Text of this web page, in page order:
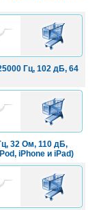
Гц, 102 дБ, 64
В
КОРЗИНУ
32 Ом, 110 дБ,
iPhone и iPad)
В
КОРЗИНУ
В
КОРЗИНУ